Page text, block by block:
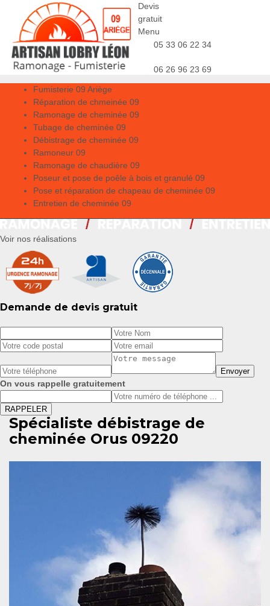
Devis
gratuit
Menu
05 33 06 22 34
06 26 96 23 69
Fumisterie 09 Ariège
Réparation de chmeinée 09
Ramonage de cheminée 09
Tubage de cheminée 09
Débistrage de cheminée 09
Ramoneur 09
Ramonage de chaudière 09
Poseur et pose de poêle à bois et granulé 09
Pose et réparation de chapeau de cheminée 09
Entretien de cheminée 09
Voir nos réalisations
Demande de devis gratuit
On vous rappelle gratuitement
Spécialiste débistrage de
cheminée Orus 09220